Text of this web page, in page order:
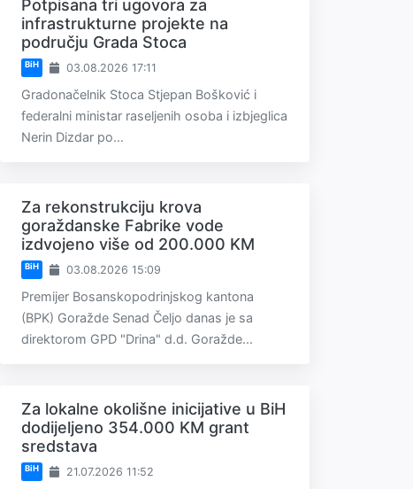
Potpisana tri ugovora za
infrastrukturne projekte na
području Grada Stoca
BiH 03.08.2026 17:11
Gradonačelnik Stoca Stjepan Bošković i
federalni ministar raseljenih osoba i izbjeglica
Nerin Dizdar po...
Za rekonstrukciju krova
goraždanske Fabrike vode
izdvojeno više od 200.000 KM
BiH 03.08.2026 15:09
Premijer Bosanskopodrinjskog kantona
(BPK) Goražde Senad Čeljo danas je sa
direktorom GPD "Drina" d.d. Goražde...
Za lokalne okolišne inicijative u BiH
dodijeljeno 354.000 KM grant
sredstava
BiH 21.07.2026 11:52